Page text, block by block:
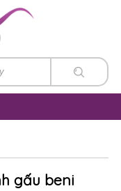
gấu beni